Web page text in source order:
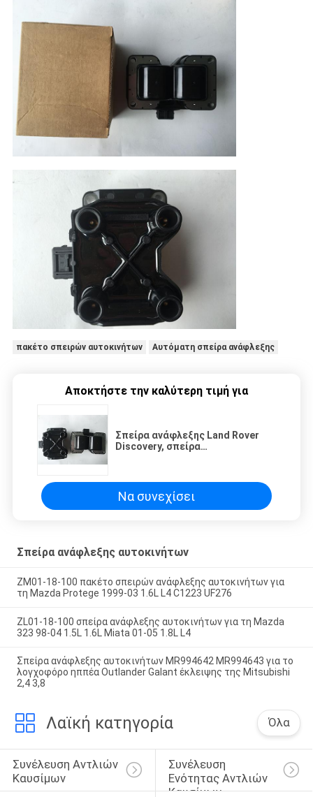
πακέτο σπειρών αυτοκινήτων Αυτόματη σπείρα ανάφλεξης
Αποκτήστε την καλύτερη τιμή για
Σπείρα ανάφλεξης Land Rover
Discovery, σπείρα
Να συνεχίσει
Σπείρα ανάφλεξης αυτοκινήτων
ZM01-18-100 πακέτο σπειρών ανάφλεξης αυτοκινήτων για
τη Mazda Protege 1999-03 1.6L L4 C1223 UF276
ZL01-18-100 σπείρα ανάφλεξης αυτοκινήτων για τη Mazda
323 98-04 1.5L 1.6L Miata 01-05 1.8L L4
Σπείρα ανάφλεξης αυτοκινήτων MR994642 MR994643 για το
λογχοφόρο ηππέα Outlander Galant έκλειψης της Mitsubishi
2,4 3,8
Λαϊκή κατηγορία Όλα
Συνέλευση Αντλιών
Καυσίμων
Συνέλευση
Ενότητας Αντλιών
Καυσίμων